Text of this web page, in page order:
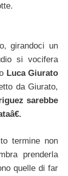
girandoci un
si vocifera
Luca Giurato
da Giurato,
sarebbe
termine non
prenderla
quelle di far